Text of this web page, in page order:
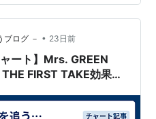
理を施しま…
ブログ － • 23日前
ート】Mrs. GREEN
FIRST TAKE効果で